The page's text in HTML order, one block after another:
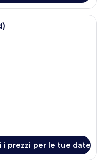
d'albergo con un letto
i prezzi per le tue date